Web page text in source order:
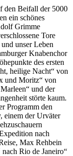
den Beifall der 5000
ein schönes
Grimme
Tore
unser Leben
Knabenchor
des ersten
heilige Nacht
von
und Moritz
von
und der
störte kaum.
Programm den
einem der Urväter
nach
Max Rehbein
nach Rio de Janeiro